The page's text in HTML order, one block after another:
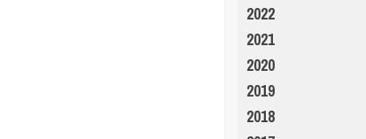
2022
2021
2020
2019
2018